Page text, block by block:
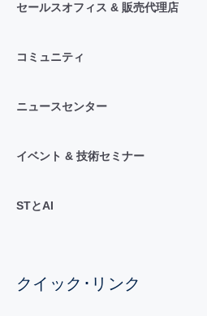
セールスオフィス & 販売代理店
コミュニティ
ニュースセンター
イベント & 技術セミナー
STとAI
クイック･リンク